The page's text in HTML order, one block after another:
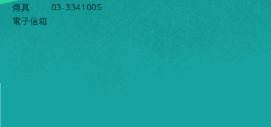
傳真
03-3341005
電子信箱